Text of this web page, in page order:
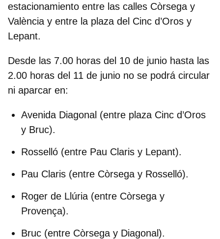
estacionamiento entre las calles Còrsega y
València y entre la plaza del Cinc d’Oros y
Lepant.
Desde las 7.00 horas del 10 de junio hasta las
2.00 horas del 11 de junio no se podrá circular
ni aparcar en:
Avenida Diagonal (entre plaza Cinc d’Oros
y Bruc).
Rosselló (entre Pau Claris y Lepant).
Pau Claris (entre Còrsega y Rosselló).
Roger de Llúria (entre Còrsega y
Provença).
Bruc (entre Còrsega y Diagonal).